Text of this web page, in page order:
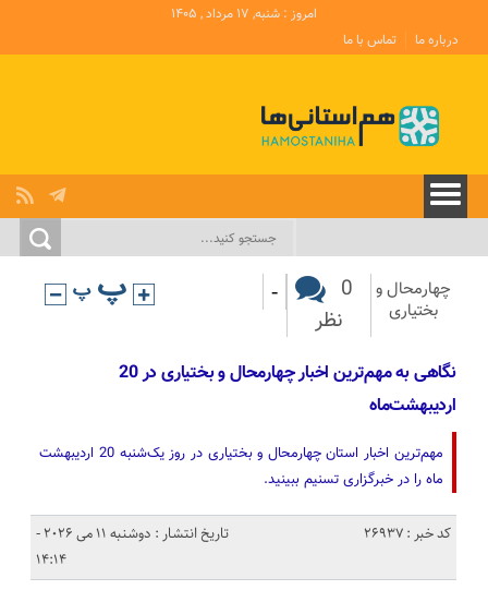
امروز : شنبه, ۱۷ مرداد , ۱۴۰۵
درباره ما
تماس با ما
چهارمحال و
بختیاری
0
نظر
-
نگاهی به مهم‌ترین اخبار چهارمحال و بختیاری در 20
اردیبهشت‌ماه
مهم‌ترین اخبار استان چهارمحال و بختیاری در روز یک‌شنبه 20 اردیبهشت
ماه را در خبرگزاری تسنیم ببینید.
کد خبر : 26937
تاریخ انتشار : دوشنبه 11 می 2026 -
14:14